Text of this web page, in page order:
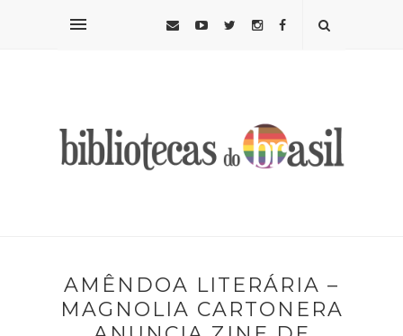
AMÊNDOA LITERÁRIA –
MAGNOLIA CARTONERA